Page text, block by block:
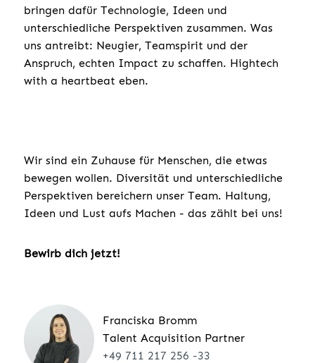
bringen dafür Technologie, Ideen und
unterschiedliche Perspektiven zusammen. Was
uns antreibt: Neugier, Teamspirit und der
Anspruch, echten Impact zu schaffen. Hightech
with a heartbeat eben.
Wir sind ein Zuhause für Menschen, die etwas
bewegen wollen. Diversität und unterschiedliche
Perspektiven bereichern unser Team. Haltung,
Ideen und Lust aufs Machen - das zählt bei uns!
Bewirb dich jetzt!
Franciska Bromm
Talent Acquisition Partner
+49 711 217 256 -33